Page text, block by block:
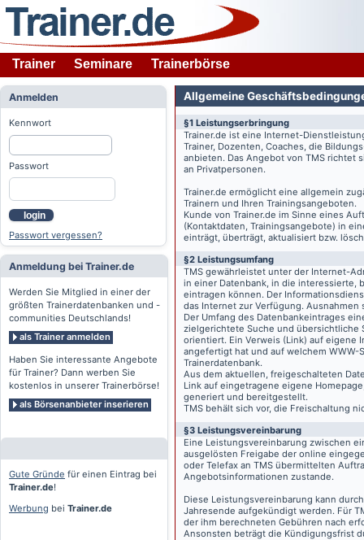
Trainer Seminare Trainerbörse
Anmelden
Kennwort
Passwort
login
Passwort vergessen?
Anmeldung bei Trainer.de
Werden Sie Mitglied in einer der
größten Trainerdatenbanken und -
communities Deutschlands!
als Trainer anmelden
Haben Sie interessante Angebote
für Trainer? Dann werben Sie
kostenlos in unserer Trainerbörse!
als Börsenanbieter inserieren
Gute Gründe für einen Eintrag bei
Trainer.de!
Werbung bei Trainer.de
Allgemeine
§1 Leistungserbringung
Trainer.de ist eine Internet-
Trainer, Dozenten, Coaches, die
anbieten. Das Angebot von TMS richtet
an Privatpersonen.
Trainer.de ermöglicht eine allgemein
Trainern und Ihren Trainingsangeboten.
Kunde von Trainer.de im Sinne eines
(Kontaktdaten, Trainingsangebote) in
einträgt, überträgt, aktualisiert bzw.
§2 Leistungsumfang
TMS gewährleistet unter der Internet-
in einer Datenbank, in die interessierte,
eintragen können. Der
das Internet zur Verfügung.
Der Umfang des Datenbankeintrages
zielgerichtete Suche und übersichtliche
orientiert. Ein Verweis (Link) auf eigene
angefertigt hat und auf welchem
Trainerdatenbank.
Aus dem aktuellen, freigeschalteten
Link auf eingetragene eigene
generiert und bereitgestellt.
TMS behält sich vor, die Freischaltung
§3 Leistungsvereinbarung
Eine Leistungsvereinbarung zwischen
ausgelösten Freigabe der online
oder Telefax an TMS übermittelten
Angebotsinformationen zustande.
Diese Leistungsvereinbarung kann
Jahresende aufgekündigt werden. Für
der ihm berechneten Gebühren nach
Ansonsten beträgt die Kündigungsfrist